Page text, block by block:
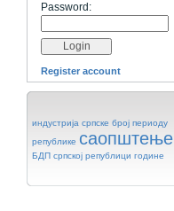
Password:
Register account
индустрија српске број периоду
републике саопштење
БДП српској републици године